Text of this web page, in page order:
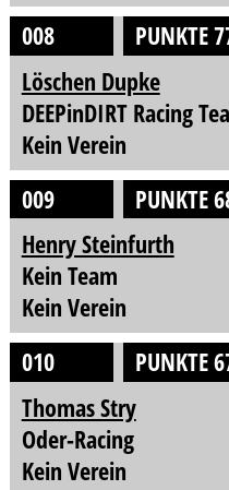
008
PUNKTE
Löschen Dupke
DEEPinDIRT Racing
Kein Verein
009
PUNKTE
Henry Steinfurth
Kein Team
Kein Verein
010
PUNKTE
Thomas Stry
Oder-Racing
Kein Verein